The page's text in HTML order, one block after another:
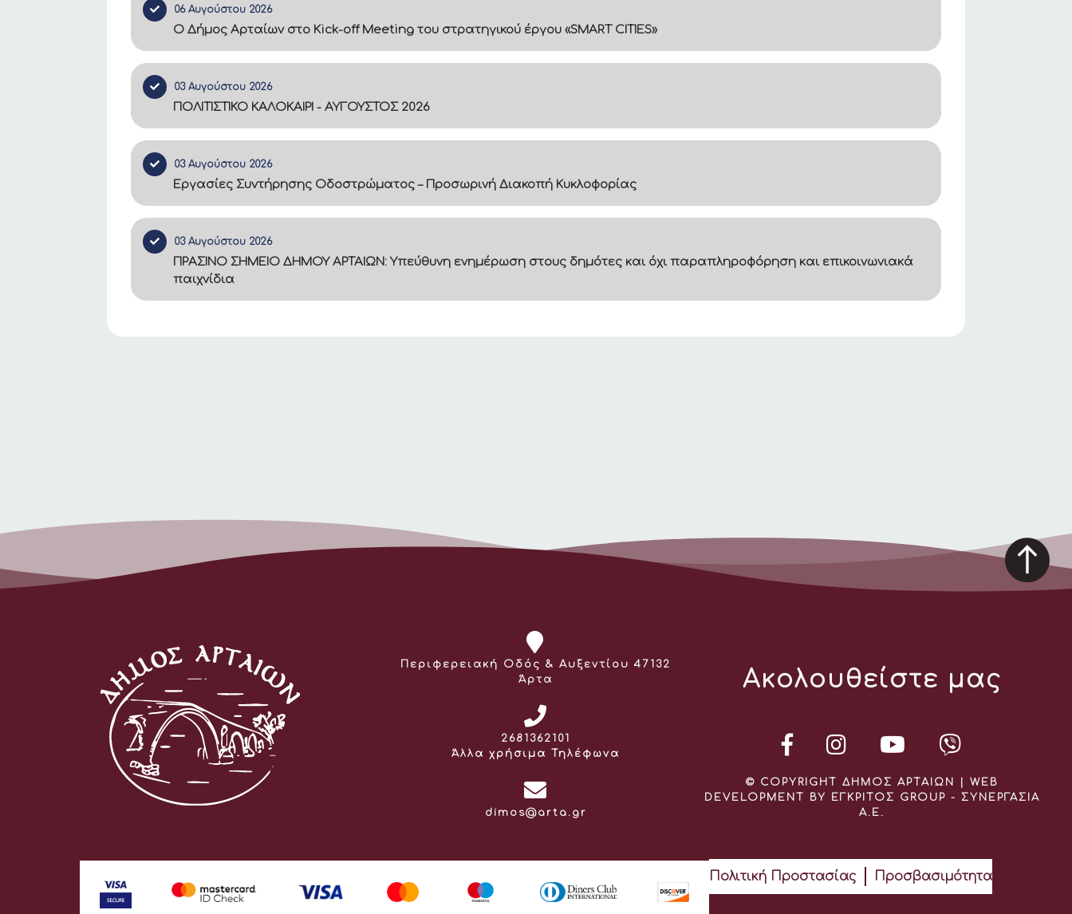
06 Αυγούστου 2026
Ο Δήμος Αρταίων στο Kick-off Meeting του στρατηγικού έργου «SMART CITIES»
03 Αυγούστου 2026
ΠΟΛΙΤΙΣΤΙΚΟ ΚΑΛΟΚΑΙΡΙ - ΑΥΓΟΥΣΤΟΣ 2026
03 Αυγούστου 2026
Εργασίες Συντήρησης Οδοστρώματος – Προσωρινή Διακοπή Κυκλοφορίας
03 Αυγούστου 2026
ΠΡΑΣΙΝΟ ΣΗΜΕΙΟ ΔΗΜΟΥ ΑΡΤΑΙΩΝ: Υπεύθυνη ενημέρωση στους δημότες και όχι παραπληροφόρηση και επικοινωνιακά
παιχνίδια
Διεύθυνση:
Περιφερειακή Οδός & Αυξεντίου 47132
Άρτα
Τηλέφωνο:
2681362101
Άλλα χρήσιμα Τηλέφωνα
Email:
dimos@arta.gr
Ακολουθείστε μας
© COPYRIGHT ΔΗΜΟΣ ΑΡΤΑΙΩΝ | WEB
DEVELOPMENT BY ΕΓΚΡΙΤΟΣ GROUP - ΣΥΝΕΡΓΑΣΙΑ
Α.Ε.
Πολιτική Προστασίας Προσβασιμότητα